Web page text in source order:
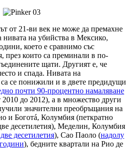
от 21-ви век не може да премахне
нивата на убийства в Мексико,
което е сравнимо със
през които са преминали в по-
щати. Другият е, че
и спада. Нивата на
се понижили и в двете предидущи
почти 90-процентно намаляване
до 2012), а в множество други
значителни преобръщания на
и Боготá, Колумбия (петкратно
десетилетия), Меделин, Колумбия
десетилетия), Сао Паоло (надолу
), бедните квартали на Рио де